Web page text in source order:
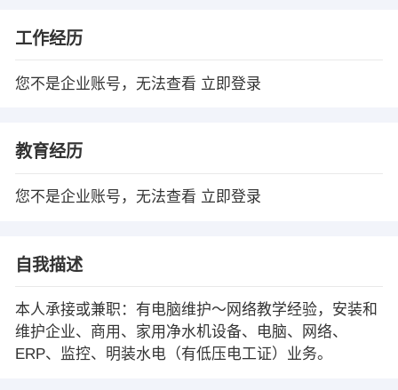
工作经历
您不是企业账号，无法查看 立即登录
教育经历
您不是企业账号，无法查看 立即登录
自我描述
本人承接或兼职：有电脑维护～网络教学经验，安装和
维护企业、商用、家用净水机设备、电脑、网络、
ERP、监控、明装水电（有低压电工证）业务。